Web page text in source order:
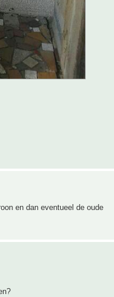
en dan eventueel de oude